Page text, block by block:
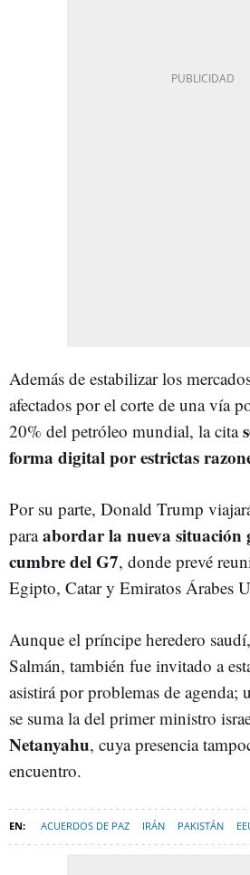
Además de estabilizar los
afectados por el corte de una vía
20% del petróleo mundial, la cita
forma digital por estrictas
Por su parte, Donald Trump
paraabordar la nueva situación
cumbre del G7, donde prevé
Egipto, Catar y Emiratos Árabes
Aunque el príncipe heredero
Salmán, también fue invitado a
asistirá por problemas de agenda;
se suma la del primer ministro
Netanyahu, cuya presencia
encuentro.
ACUERDOS DE PAZ IRÁN PAKISTÁN